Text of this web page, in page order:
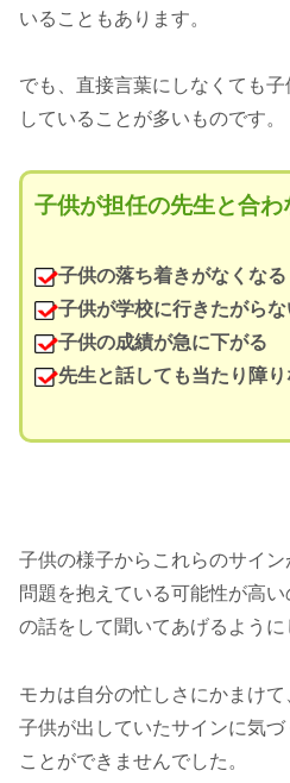
いることもあります。
でも、直接言葉にしなくても
していることが多いものです。
子供が担任の先生と合わ
子供の落ち着きがなくなる
子供が学校に行きたがらな
子供の成績が急に下がる
先生と話しても当たり障
子供の様子からこれらのサイ
問題を抱えている可能性が高
の話をして聞いてあげるように
モカは自分の忙しさにかまけて
子供が出していたサインに気づ
ことができませんでした。